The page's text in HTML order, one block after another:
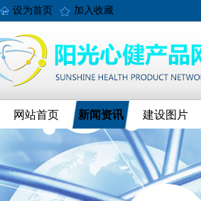
设为首页 加入收藏
网站首页 新闻资讯 建设图片